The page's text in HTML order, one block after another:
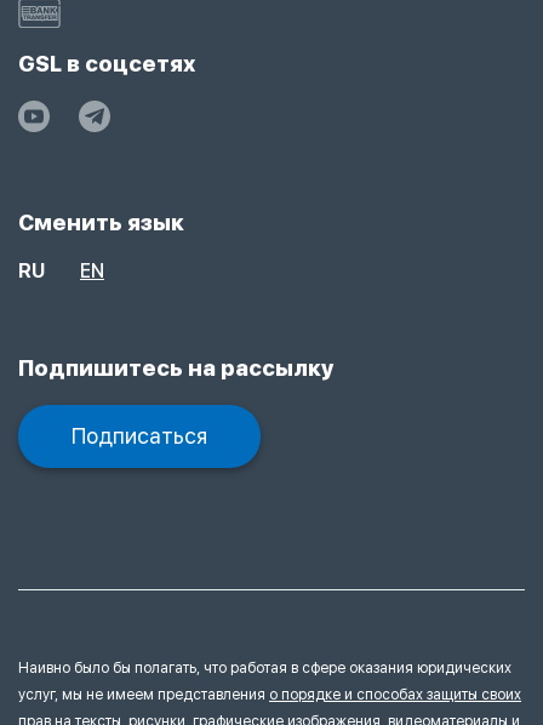
GSL в соцсетях
Сменить язык
RU EN
Подпишитесь на рассылку
Подписаться
Наивно было бы полагать, что работая в сфере оказания юридических
услуг, мы не имеем представления о порядке и способах защиты своих
прав на тексты, рисунки, графические изображения, видеоматериалы и